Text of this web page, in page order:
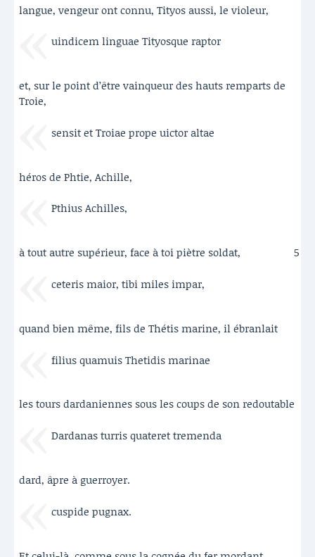
langue, vengeur ont connu, Tityos aussi, le violeur,
uindicem linguae Tityosque raptor
et, sur le point d’être vainqueur des hauts remparts de
Troie,
sensit et Troiae prope uictor altae
héros de Phtie, Achille,
Pthius Achilles,
à tout autre supérieur, face à toi piètre soldat, 5
ceteris maior, tibi miles impar,
quand bien même, fils de Thétis marine, il ébranlait
filius quamuis Thetidis marinae
les tours dardaniennes sous les coups de son redoutable
Dardanas turris quateret tremenda
dard, âpre à guerroyer.
cuspide pugnax.